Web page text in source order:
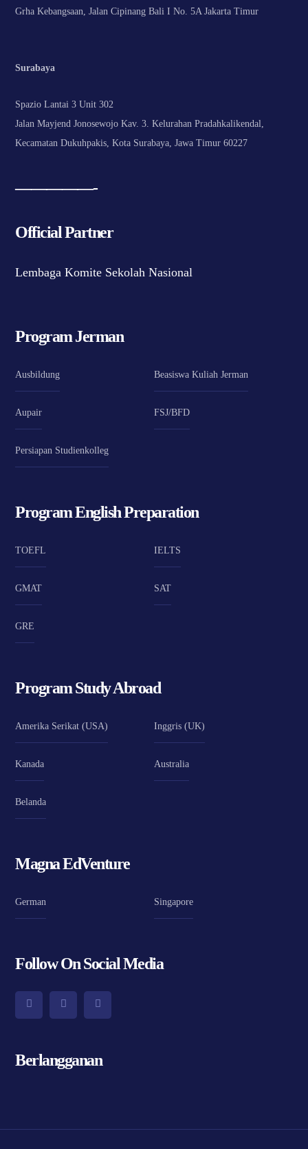
Grha Kebangsaan, Jalan Cipinang Bali I No. 5A Jakarta Timur
Surabaya
Spazio Lantai 3 Unit 302
Jalan Mayjend Jonosewojo Kav. 3. Kelurahan Pradahkalikendal,
Kecamatan Dukuhpakis, Kota Surabaya, Jawa Timur 60227
—————-
Official Partner
Lembaga Komite Sekolah Nasional
Program Jerman
Ausbildung Beasiswa Kuliah Jerman
Aupair FSJ/BFD
Persiapan Studienkolleg
Program English Preparation
TOEFL IELTS
GMAT SAT
GRE
Program Study Abroad
Amerika Serikat (USA) Inggris (UK)
Kanada Australia
Belanda
Magna EdVenture
German Singapore
Follow On Social Media
Berlangganan